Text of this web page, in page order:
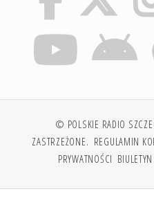
© POLSKIE RADIO
ZASTRZEŻONE. REGULAMIN
PRYWATNOŚCI